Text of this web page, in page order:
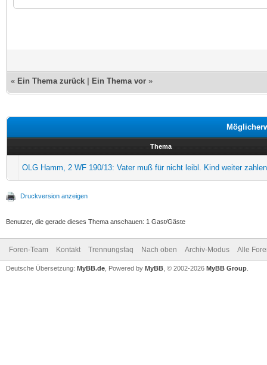
« Ein Thema zurück Ein Thema vor »
Thema
OLG Hamm, 2 WF 190/13: Vater muß für nicht leibl. Kind weiter zahlen
Druckversion anzeigen
Benutzer, die gerade dieses Thema anschauen: 1 Gast/Gäste
Foren-Team Kontakt Trennungsfaq Nach oben Archiv-Modus Alle
Deutsche Übersetzung: MyBB.de , Powered by MyBB , © 2002-2026 MyBB Group